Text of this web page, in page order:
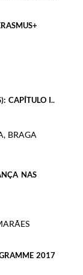
CAPÍTULO I..
BRAGA
NAS
2017